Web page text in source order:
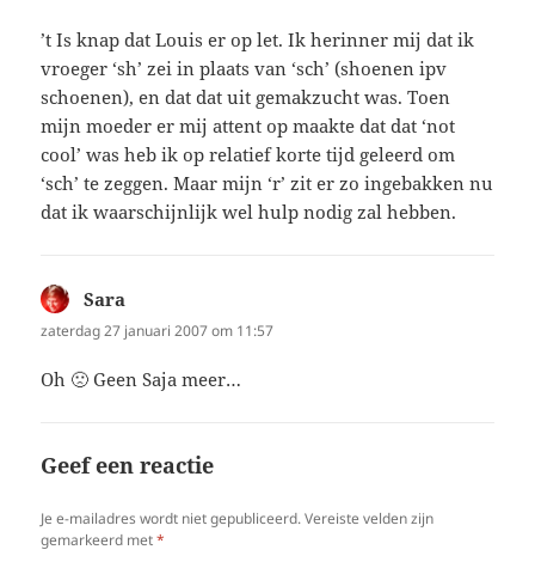
’t Is knap dat Louis er op let. Ik herinner mij dat ik
vroeger ‘sh’ zei in plaats van ‘sch’ (shoenen ipv
schoenen), en dat dat uit gemakzucht was. Toen
mijn moeder er mij attent op maakte dat dat ‘not
cool’ was heb ik op relatief korte tijd geleerd om
‘sch’ te zeggen. Maar mijn ‘r’ zit er zo ingebakken nu
dat ik waarschijnlijk wel hulp nodig zal hebben.
Sara
zaterdag 27 januari 2007 om 11:57
Oh 🙁 Geen Saja meer…
Geef een reactie
Je e-mailadres wordt niet gepubliceerd. Vereiste velden zijn
gemarkeerd met*